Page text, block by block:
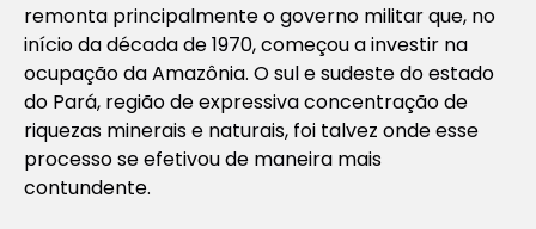
remonta principalmente o governo militar que, no
início da década de 1970, começou a investir na
ocupação da Amazônia. O sul e sudeste do estado
do Pará, região de expressiva concentração de
riquezas minerais e naturais, foi talvez onde esse
processo se efetivou de maneira mais
contundente.